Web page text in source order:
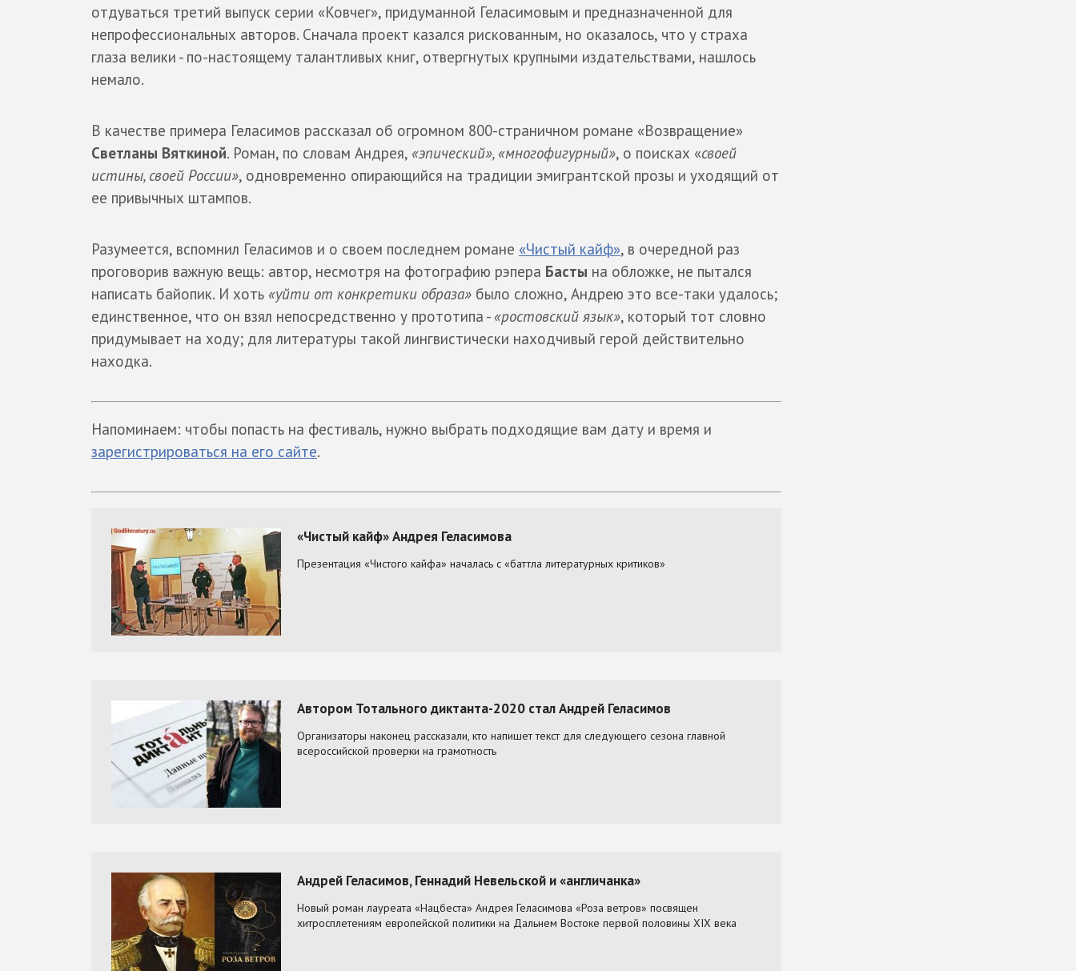
отдуваться третий выпуск серии «Ковчег», придуманной Геласимовым и предназначенной для
непрофессиональных авторов. Сначала проект казался рискованным, но оказалось, что у страха
глаза велики - по-настоящему талантливых книг, отвергнутых крупными издательствами, нашлось
немало.
В качестве примера Геласимов рассказал об огромном 800-страничном романе «Возвращение»
Светланы Вяткиной. Роман, по словам Андрея, «эпический», «многофигурный», о поисках «своей
истины, своей России», одновременно опирающийся на традиции эмигрантской прозы и уходящий от
ее привычных штампов.
Разумеется, вспомнил Геласимов и о своем последнем романе «Чистый кайф», в очередной раз
проговорив важную вещь: автор, несмотря на фотографию рэпера Басты на обложке, не пытался
написать байопик. И хоть «уйти от конкретики образа» было сложно, Андрею это все-таки удалось;
единственное, что он взял непосредственно у прототипа - «ростовский язык», который тот словно
придумывает на ходу; для литературы такой лингвистически находчивый герой действительно
находка.
Напоминаем: чтобы попасть на фестиваль, нужно выбрать подходящие вам дату и время и
зарегистрироваться на его сайте.